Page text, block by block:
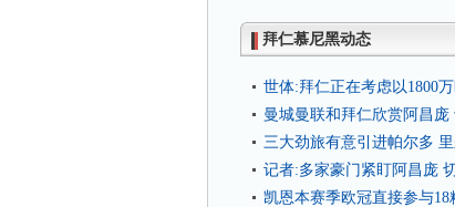
拜仁慕尼黑动态
世体:拜仁正在考虑以1800
曼城曼联和拜仁欣赏阿昌
三大劲旅有意引进帕尔多
记者:多家豪门紧盯阿昌庞
凯恩本赛季欧冠直接参与